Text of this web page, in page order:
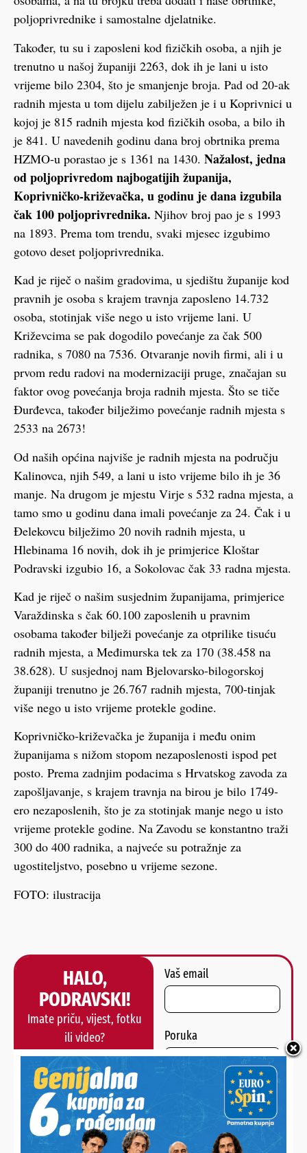
poljoprivrednike i samostalne djelatnike.
Također, tu su i zaposleni kod fizičkih osoba, a njih je
trenutno u našoj županiji 2263, dok ih je lani u isto
vrijeme bilo 2304, što je smanjenje broja. Pad od 20-ak
radnih mjesta u tom dijelu zabilježen je i u Koprivnici u
kojoj je 815 radnih mjesta kod fizičkih osoba, a bilo ih
je 841. U navedenih godinu dana broj obrtnika prema
HZMO-u porastao je s 1361 na 1430. Nažalost, jedna
od poljoprivredom najbogatijih županija,
Koprivničko-križevačka, u godinu je dana izgubila
čak 100 poljoprivrednika. Njihov broj pao je s 1993
na 1893. Prema tom trendu, svaki mjesec izgubimo
gotovo deset poljoprivrednika.
Kad je riječ o našim gradovima, u sjedištu županije kod
pravnih je osoba s krajem travnja zaposleno 14.732
osoba, stotinjak više nego u isto vrijeme lani. U
Križevcima se pak dogodilo povećanje za čak 500
radnika, s 7080 na 7536. Otvaranje novih firmi, ali i u
prvom redu radovi na modernizaciji pruge, značajan su
faktor ovog povećanja broja radnih mjesta. Što se tiče
Đurđevca, također bilježimo povećanje radnih mjesta s
2533 na 2673!
Od naših općina najviše je radnih mjesta na području
Kalinovca, njih 549, a lani u isto vrijeme bilo ih je 36
manje. Na drugom je mjestu Virje s 532 radna mjesta, a
tamo smo u godinu dana imali povećanje za 24. Čak i u
Đelekovcu bilježimo 20 novih radnih mjesta, u
Hlebinama 16 novih, dok ih je primjerice Kloštar
Podravski izgubio 16, a Sokolovac čak 33 radna mjesta.
Kad je riječ o našim susjednim županijama, primjerice
Varaždinska s čak 60.100 zaposlenih u pravnim
osobama također bilježi povećanje za otprilike tisuću
radnih mjesta, a Međimurska tek za 170 (38.458 na
38.628). U susjednoj nam Bjelovarsko-bilogorskoj
županiji trenutno je 26.767 radnih mjesta, 700-tinjak
više nego u isto vrijeme protekle godine.
Koprivničko-križevačka je županija i među onim
županijama s nižom stopom nezaposlenosti ispod pet
posto. Prema zadnjim podacima s Hrvatskog zavoda za
zapošljavanje, s krajem travnja na birou je bilo 1749-
ero nezaposlenih, što je za stotinjak manje nego u isto
vrijeme protekle godine. Na Zavodu se konstantno traži
300 do 400 radnika, a najveće su potražnje za
ugostiteljstvo, posebno u vrijeme sezone.
FOTO: ilustracija
HALO,
PODRAVSKI!
Imate priču, vijest, fotku
ili video?
Nešto vas muči ili želite
nešto/nekoga pohvaliti?
Javite nam se!
Vaš email
Poruka
POŠALJI